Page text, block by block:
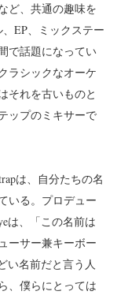
ど、共通の趣味を
EP、ミックステー
で話題になってい
ラシックなオーケ
それを古いものと
ップのミキサーで
は、自分たちの名
いる。プロデュー
は、「この名前は
ーサー兼キーボー
い名前だと言う人
、僕らにとっては